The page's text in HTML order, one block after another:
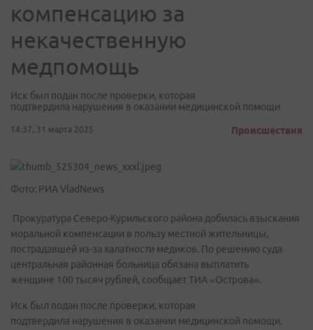
компенсацию за
некачественную
медпомощь
Иск был подан после проверки, которая
подтвердила нарушения в оказании медицинской помощи
14:37, 31 марта 2025 Происшествия
Фото: РИА VladNews
Прокуратура Северо-Курильского района добилась взыскания
моральной компенсации в пользу местной жительницы,
пострадавшей из-за халатности медиков. По решению суда
центральная районная больница обязана выплатить
женщине 100 тысяч рублей, сообщает ТИА «Острова».
Иск был подан после проверки, которая
подтвердила нарушения в оказании медицинской помощи.